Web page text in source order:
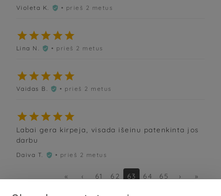
Violeta K.  • prieš 2 metus

Lina N.  • prieš 2 metus

Vaidas B.  • prieš 2 metus

Labai gera kirpeja, visada išeinu patenkinta jos
darbu
Daiva T.  • prieš 2 metus
« ‹ 61 62 63 64 65 › »